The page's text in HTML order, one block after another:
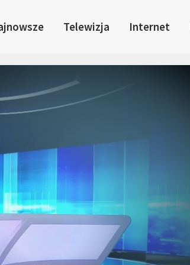
Telewizja Internet